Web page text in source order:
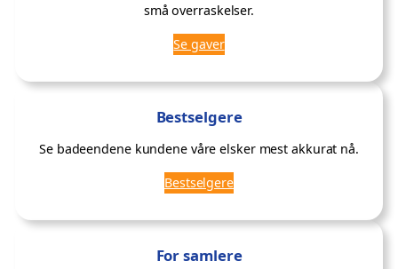
små overraskelser.
Se gaver
Bestselgere
Se badeendene kundene våre elsker mest akkurat nå.
Bestselgere
For samlere